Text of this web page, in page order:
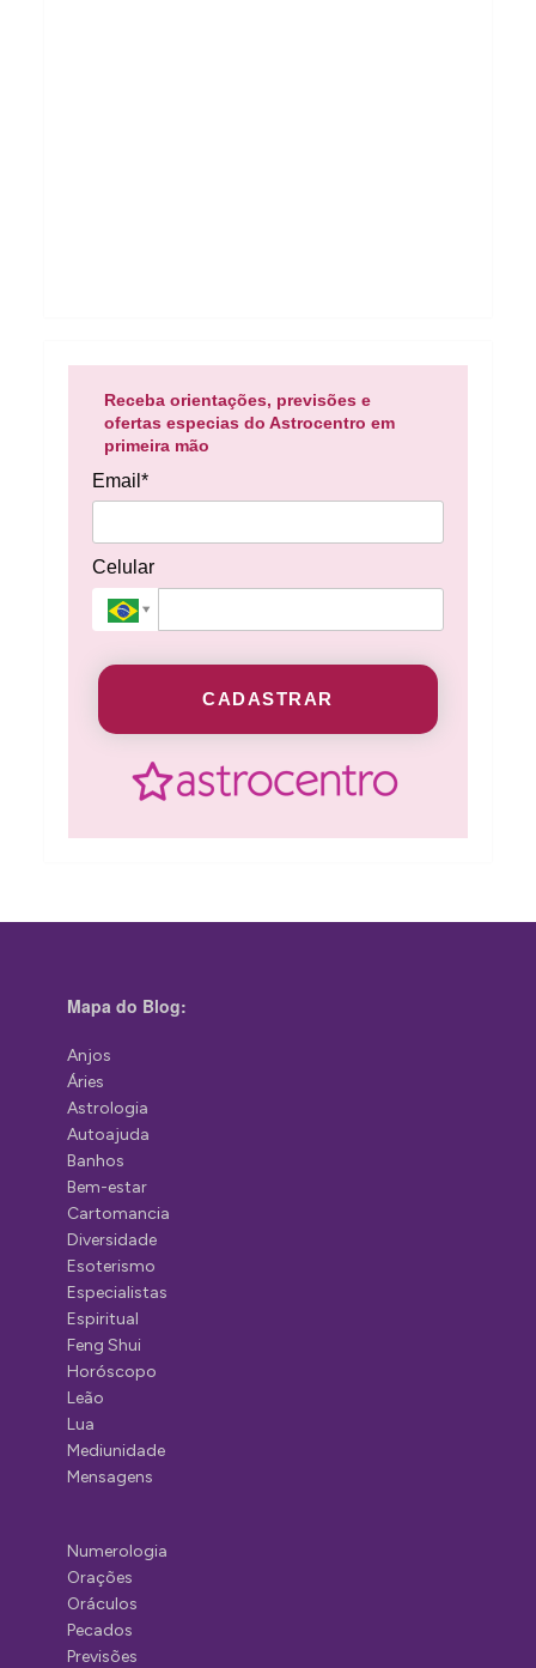
Receba orientações, previsões e
ofertas especias do Astrocentro em
primeira mão
Email*
Celular
CADASTRAR
Mapa do Blog:
Anjos
Áries
Astrologia
Autoajuda
Banhos
Bem-estar
Cartomancia
Diversidade
Esoterismo
Especialistas
Espiritual
Feng Shui
Horóscopo
Leão
Lua
Mediunidade
Mensagens
Numerologia
Orações
Oráculos
Pecados
Previsões